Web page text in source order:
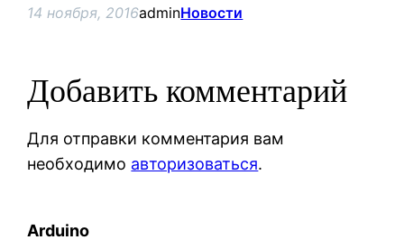
14 ноября, 2016adminНовости
Добавить комментарий
Для отправки комментария вам
необходимо авторизоваться.
Arduino